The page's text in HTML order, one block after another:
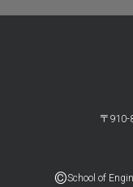
〒
©School of